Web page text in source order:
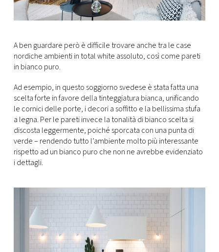
A ben guardare però è difficile trovare anche tra le case
nordiche ambienti in total white assoluto, così come pareti
in bianco puro.
Ad esempio, in questo soggiorno svedese è stata fatta una
scelta forte in favore della tinteggiatura bianca, unificando
le cornici delle porte, i decori a soffitto e la bellissima stufa
a legna. Per le pareti invece la tonalità di bianco scelta si
discosta leggermente, poiché sporcata con una punta di
verde – rendendo tutto l’ambiente molto più interessante
rispetto ad un bianco puro che non ne avrebbe evidenziato
i dettagli.